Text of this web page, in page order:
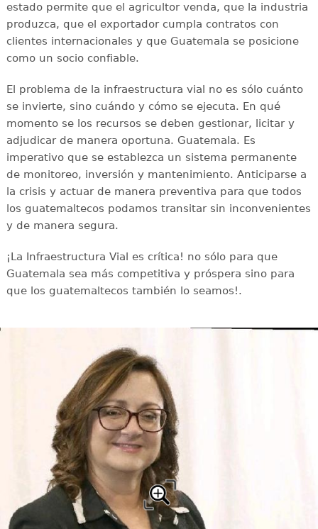
estado permite que el agricultor venda, que la industria
produzca, que el exportador cumpla contratos con
clientes internacionales y que Guatemala se posicione
como un socio confiable.
El problema de la infraestructura vial no es sólo cuánto
se invierte, sino cuándo y cómo se ejecuta. En qué
momento se los recursos se deben gestionar, licitar y
adjudicar de manera oportuna. Guatemala. Es
imperativo que se establezca un sistema permanente
de monitoreo, inversión y mantenimiento. Anticiparse a
la crisis y actuar de manera preventiva para que todos
los guatemaltecos podamos transitar sin inconvenientes
y de manera segura.
¡La Infraestructura Vial es crítica! no sólo para que
Guatemala sea más competitiva y próspera sino para
que los guatemaltecos también lo seamos!.